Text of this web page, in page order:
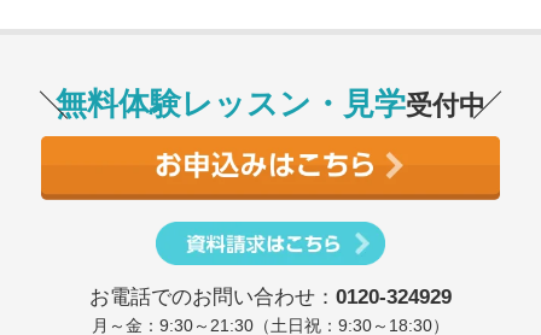
無料体験レッスン・見学受付中
お電話でのお問い合わせ： 0120-324929
月～金：9:30～21:30（土日祝：9:30～18:30）